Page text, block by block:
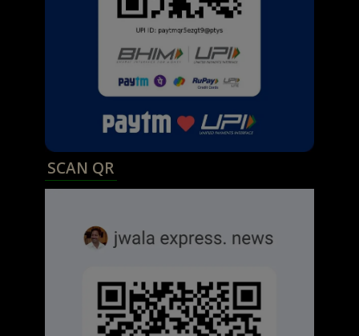
SCAN QR